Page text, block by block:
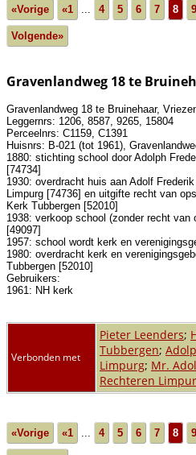
«Vorige «1 ... 4 5 6 7 8 9
Volgende»
Gravenlandweg 18 te
Gravenlandweg 18 te Bruinehaar,
Leggernrs: 1206, 8587, 9265, 15804
Perceelnrs: C1159, C1391
Huisnrs: B-021 (tot 1961),
1880: stichting school door Adolph
[74734]
1930: overdracht huis aan Adolf
Limpurg [74736] en uitgifte recht van
Kerk Tubbergen [52010]
1938: verkoop school (zonder recht van
[49097]
1957: school wordt kerk en
1980: overdracht kerk en
Tubbergen [52010]
Gebruikers:
1961: NH kerk
Verbonden met
Pieter Leenders;
Tubbergen;
Limpurg; Mr.
Rechteren
«Vorige «1 ... 4 5 6 7 8 9